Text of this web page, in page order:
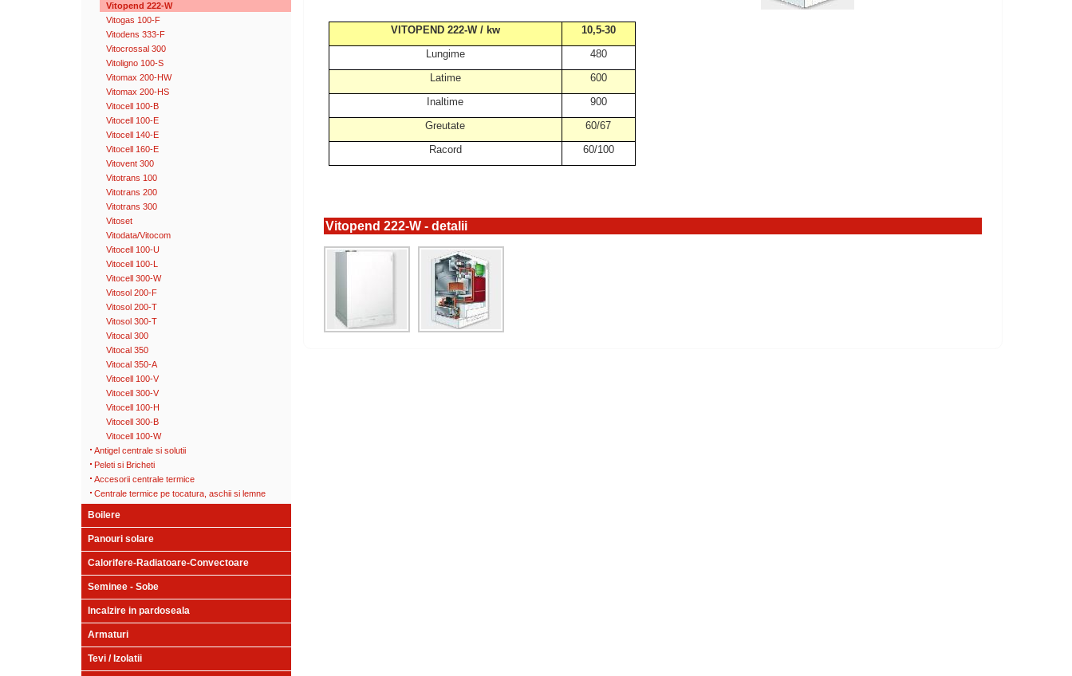
Vitopend 222-W
Vitogas 100-F
Vitodens 333-F
Vitocrossal 300
Vitoligno 100-S
Vitomax 200-HW
Vitomax 200-HS
Vitocell 100-B
Vitocell 100-E
Vitocell 140-E
Vitocell 160-E
Vitovent 300
Vitotrans 100
Vitotrans 200
Vitotrans 300
Vitoset
Vitodata/Vitocom
Vitocell 100-U
Vitocell 100-L
Vitocell 300-W
Vitosol 200-F
Vitosol 200-T
Vitosol 300-T
Vitocal 300
Vitocal 350
Vitocal 350-A
Vitocell 100-V
Vitocell 300-V
Vitocell 100-H
Vitocell 300-B
Vitocell 100-W
Antigel centrale si solutii
Peleti si Bricheti
Accesorii centrale termice
Centrale termice pe tocatura, aschii si lemne
Boilere
Panouri solare
Calorifere-Radiatoare-Convectoare
Seminee - Sobe
Incalzire in pardoseala
Armaturi
Tevi / Izolatii
VITOPEND 222-W / kw
10,5-30
Lungime
480
Latime
600
Inaltime
900
Greutate
60/67
Racord
60/100
Vitopend 222-W - detalii